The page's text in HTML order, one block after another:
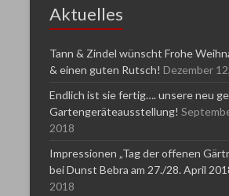
Aktuelles
Tann & Zindel wünscht Frohe
& einen guten Rutsch! Dezember
Endlich ist sie fertig…. unsere neu
Gartengeräteausstellung!
2018
Impressionen „Tag der offenen
bei Dunst Bebra am 27./28. April
2018